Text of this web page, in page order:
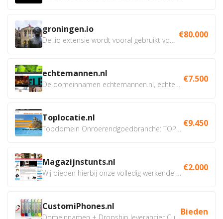
groningen.io €80.000
echtemannen.nl €7.500
Toplocatie.nl €9.450
Magazijnstunts.nl €2.000
CustomiPhones.nl Bieden